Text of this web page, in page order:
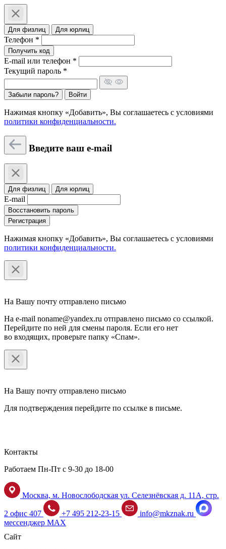
Для физлиц Для юрлиц
Телефон *
Получить код
E-mail или телефон *
Текущий пароль *
Забыли пароль? Войти
Нажимая кнопку «Добавить», Вы соглашаетесь c условиями
политики конфиденциальности.
Введите ваш e-mail
Для физлиц Для юрлиц
E-mail
Восстановить пароль
Регистрация
Нажимая кнопку «Добавить», Вы соглашаетесь c условиями
политики конфиденциальности.
На Вашу почту отправлено письмо
На e-mail noname@yandex.ru отправлено письмо со ссылкой.
Перейдите по ней для смены пароля. Если его нет
во входящих, проверьте папку «Спам».
На Вашу почту отправлено письмо
Для подтверждения перейдите по ссылке в письме.
Контакты
Работаем Пн-Пт с 9-30 до 18-00
Москва, м. Новослободская ул. Селезнёвская д. 11А, стр.
2 офис 407 +7 495 212-23-15
info@mkznak.ru
мессенджер MAX
Сайт